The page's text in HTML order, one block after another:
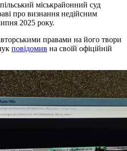
міськрайонний суд
про визнання недійсним
2025 року.
правами на його твори
повідомив на своїй офіційній